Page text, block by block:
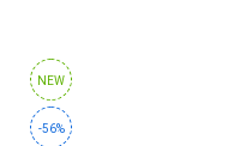
NEW
-56%